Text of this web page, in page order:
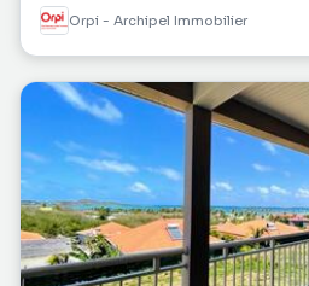
Orpi - Archipel Immobilier